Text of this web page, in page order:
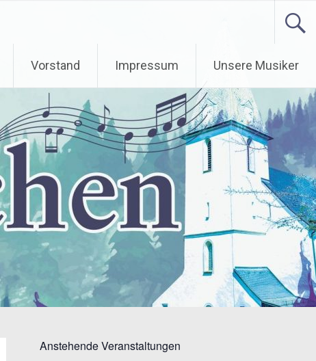
Vorstand Impressum Unsere Musiker
Anstehende Veranstaltungen